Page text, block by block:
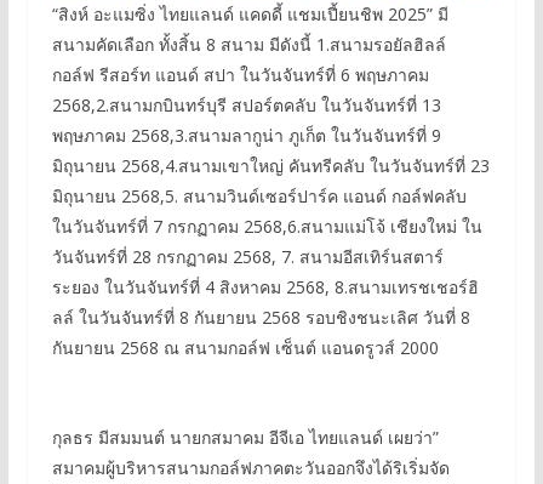
“สิงห์ อะแมซิ่ง ไทยแลนด์ แคดดี้ แชมเปี้ยนชิพ 2025” มี
สนามคัดเลือก ทั้งสิ้น 8 สนาม มีดังนี้ 1.สนามรอยัลฮิลล์
กอล์ฟ รีสอร์ท แอนด์ สปา ในวันจันทร์ที่ 6 พฤษภาคม
2568,2.สนามกบินทร์บุรี สปอร์ตคลับ ในวันจันทร์ที่ 13
พฤษภาคม 2568,3.สนามลากูน่า ภูเก็ต ในวันจันทร์ที่ 9
มิถุนายน 2568,4.สนามเขาใหญ่ คันทรีคลับ ในวันจันทร์ที่ 23
มิถุนายน 2568,5. สนามวินด์เซอร์ปาร์ค แอนด์ กอล์ฟคลับ
ในวันจันทร์ที่ 7 กรกฏาคม 2568,6.สนามแม่โจ้ เชียงใหม่ ใน
วันจันทร์ที่ 28 กรกฏาคม 2568, 7. สนามอีสเทิร์นสตาร์
ระยอง ในวันจันทร์ที่ 4 สิงหาคม 2568, 8.สนามเทรชเชอร์ฮิ
ลล์ ในวันจันทร์ที่ 8 กันยายน 2568 รอบชิงชนะเลิศ วันที่ 8
กันยายน 2568 ณ สนามกอล์ฟ เซ็นต์ แอนดรูวส์ 2000
กุลธร มีสมมนต์ นายกสมาคม อีจีเอ ไทยแลนด์ เผยว่า”
สมาคมผู้บริหารสนามกอล์ฟภาคตะวันออกจึงได้ริเริ่มจัด